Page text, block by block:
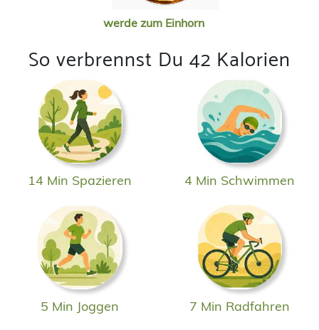
werde zum Einhorn
So verbrennst Du 42 Kalorien
14 Min Spazieren 4 Min Schwimmen
5 Min Joggen 7 Min Radfahren